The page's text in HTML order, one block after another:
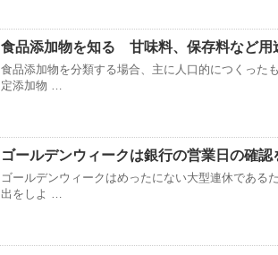
食品添加物を知る 甘味料、保存料など用
食品添加物を分類する場合、主に人口的につくった
定添加物 …
ゴールデンウィークは銀行の営業日の確認
ゴールデンウィークはめったにない大型連休である
出をしよ …